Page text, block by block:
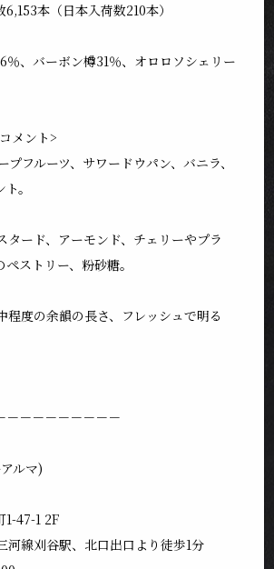
本（日本入荷数210本）
％、バーボン樽31％、オロロソシェリー
ィングコメント>
フルーツ、サワードウパン、バニラ、
。
タード、アーモンド、チェリーやプラ
ストリー、粉砂糖。
程度の余韻の長さ、フレッシュで明る
－－－－－－－－－
ルマ)
1-47-1 2F
河線刈谷駅、北口出口より徒歩1分